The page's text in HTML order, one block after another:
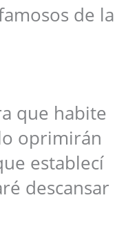
de la
que habite
oprimirán
establecí
descansar